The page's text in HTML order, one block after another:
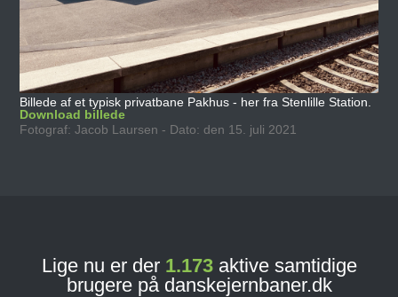
Billede af et typisk privatbane Pakhus - her fra Stenlille Station.
Download billede
Fotograf: Jacob Laursen - Dato: den 15. juli 2021
Lige nu er der 1.173aktive samtidige
brugere på danskejernbaner.dk